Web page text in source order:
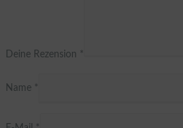
Deine Rezension *
Name *